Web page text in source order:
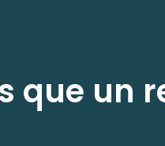
que un